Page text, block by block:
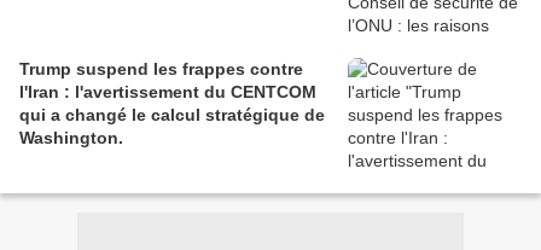
Trump suspend les frappes contre
l'Iran : l'avertissement du CENTCOM
qui a changé le calcul stratégique de
Washington.